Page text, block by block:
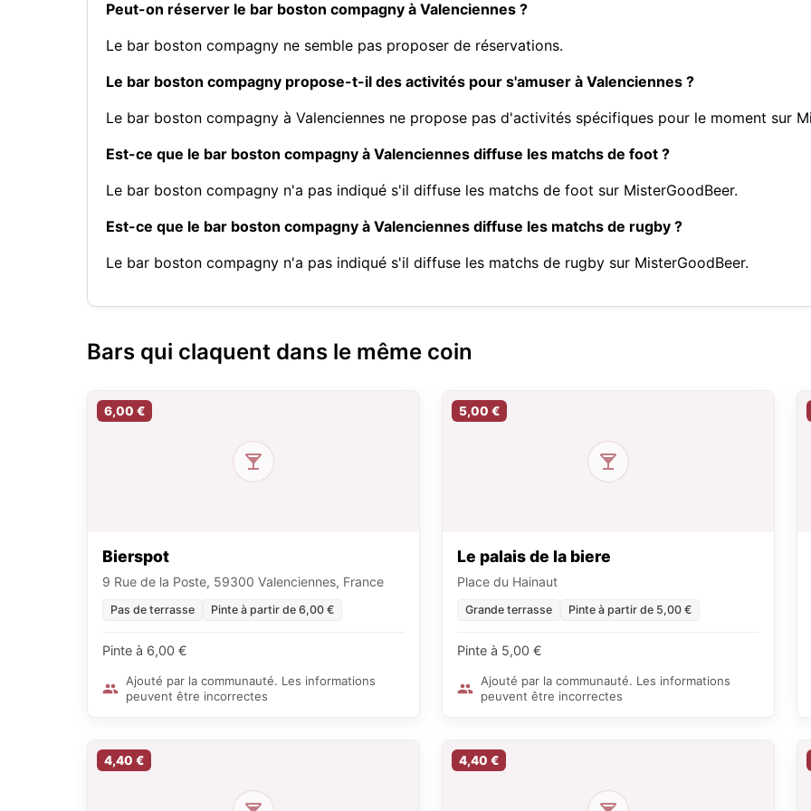
Peut-on réserver le bar boston compagny à Valenciennes ?
Le bar boston compagny ne semble pas proposer de réservations.
Le bar boston compagny propose-t-il des activités pour s'amuser à Valenciennes ?
Le bar boston compagny à Valenciennes ne propose pas d'activités spécifiques pour le moment sur
Est-ce que le bar boston compagny à Valenciennes diffuse les matchs de foot ?
Le bar boston compagny n'a pas indiqué s'il diffuse les matchs de foot sur MisterGoodBeer.
Est-ce que le bar boston compagny à Valenciennes diffuse les matchs de rugby ?
Le bar boston compagny n'a pas indiqué s'il diffuse les matchs de rugby sur MisterGoodBeer.
Bars qui claquent dans le même coin
6,00 €
Bierspot
9 Rue de la Poste, 59300 Valenciennes, France
Pas de terrasse Pinte à partir de 6,00 €
Pinte à 6,00 €
Ajouté par la communauté. Les informations
peuvent être incorrectes
5,00 €
Le palais de la biere
Place du Hainaut
Grande terrasse Pinte à partir de 5,00 €
Pinte à 5,00 €
Ajouté par la communauté. Les informations
peuvent être incorrectes
4,40 € 4,40 €